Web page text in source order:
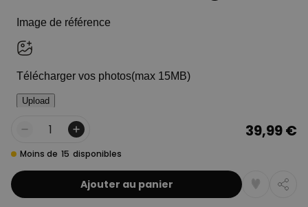
Quantité
Moins de 15 disponibles
39,99 €
Ajouter au panier